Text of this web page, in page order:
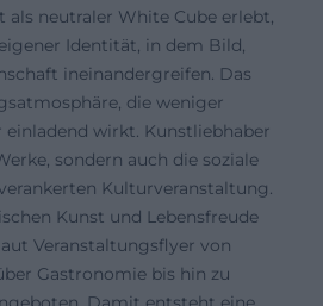
neutraler White Cube erlebt,
Identität, in dem Bild,
ineinandergreifen. Das
die weniger
wirkt. Kunstliebhaber
sondern auch die soziale
Kulturveranstaltung.
Kunst und Lebensfreude
Veranstaltungsflyer von
Gastronomie bis hin zu